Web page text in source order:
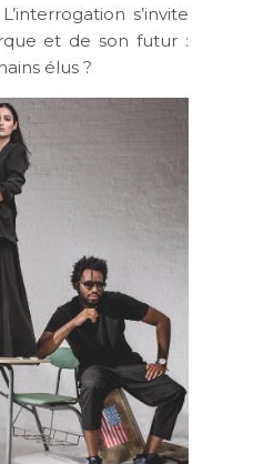
s’invite
et de son futur :
élus ?